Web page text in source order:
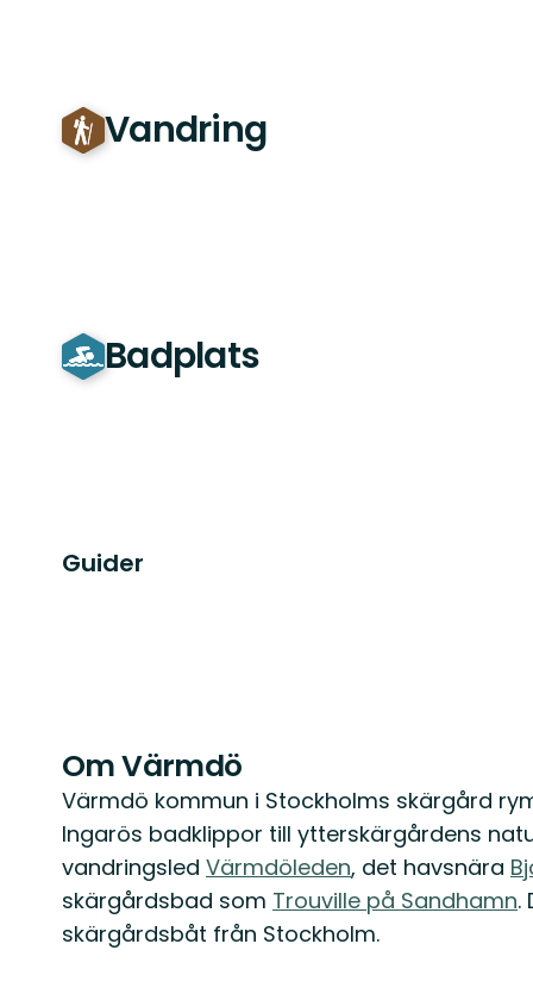
Vandring
Badplats
Guider
Om Värmdö
Värmdö kommun i Stockholms skärgård
Ingarös badklippor till ytterskärgårdens
vandringsled Värmdöleden, det havsnära
skärgårdsbad som Trouville på Sandhamn.
skärgårdsbåt från Stockholm.